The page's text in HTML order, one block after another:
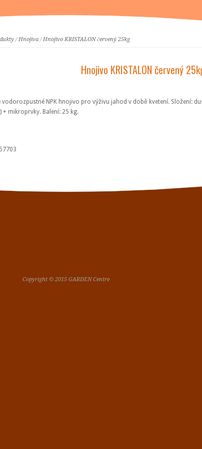
/Hnojiva/Hnojivo KRISTALON červený 25kg
Hnojivo KRISTALON červený
vodorozpustné NPK hnojivo pro výživu jahod v době kvetení. Složení:
+ mikroprvky. Balení: 25 kg.
Copyright © 2015 GARDEN Centre